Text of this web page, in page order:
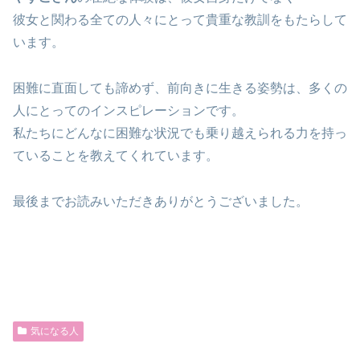
彼女と関わる全ての人々にとって貴重な教訓をもたらして
います。
困難に直面しても諦めず、前向きに生きる姿勢は、多くの
人にとってのインスピレーションです。
私たちにどんなに困難な状況でも乗り越えられる力を持っ
ていることを教えてくれています。
最後までお読みいただきありがとうございました。
気になる人